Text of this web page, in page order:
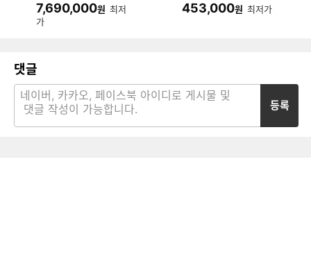
랙 (램48GB, SSD
2TB)
7,690,000원 최저
가
453,000원 최저가
댓글
등록